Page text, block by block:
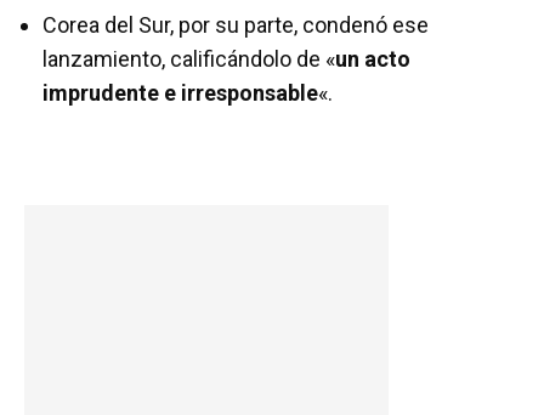
Corea del Sur, por su parte, condenó ese
lanzamiento, calificándolo de «un acto
imprudente e irresponsable«.